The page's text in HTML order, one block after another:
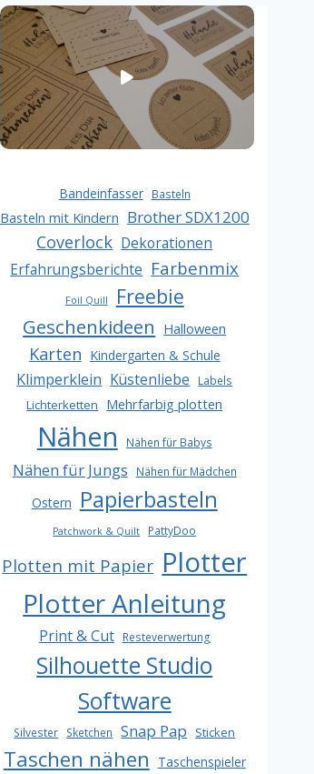
Bandeinfasser Basteln
Basteln mit Kindern Brother SDX1200
Coverlock Dekorationen
Erfahrungsberichte Farbenmix
Foil Quill Freebie
Geschenkideen Halloween
Karten Kindergarten & Schule
Klimperklein Küstenliebe Labels
Lichterketten Mehrfarbig plotten
Nähen Nähen für Babys
Nähen für Jungs Nähen für Mädchen
Ostern Papierbasteln
Patchwork & Quilt PattyDoo
Plotten mit Papier Plotter
Plotter Anleitung
Print & Cut Resteverwertung
Silhouette Studio
Software
Silvester Sketchen Snap Pap Sticken
Taschen nähen
Taschenspieler